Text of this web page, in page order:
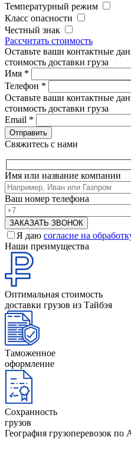
Температурный режим
Класс опасности
Честный знак
Рассчитать стоимость
Оставьте ваши контактные
стоимость доставки груза
Имя *
Телефон *
Оставьте ваши контактные
стоимость доставки груза
Email *
Свяжитесь с нами
Имя или название компании
Ваш номер телефона
Я даю согласие на
Наши преимущества
Оптимальная стоимость
доставки грузов из Тайбэя
Таможенное
оформление
Сохранность
грузов
География грузоперевозок по